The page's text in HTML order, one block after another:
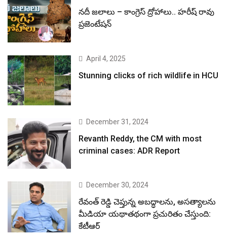
నదీ జలాలు – కాంగ్రెస్ ద్రోహాలు.. హరీష్ రావు
ప్రజెంటేషన్
April 4, 2025
Stunning clicks of rich wildlife in HCU
December 31, 2024
Revanth Reddy, the CM with most
criminal cases: ADR Report
December 30, 2024
రేవంత్ రెడ్డి చెప్తున్న అబద్ధాలను, అసత్యాలను
మీడియా యథాతథంగా ప్రచురితం చేస్తుంది:
కేటీఆర్